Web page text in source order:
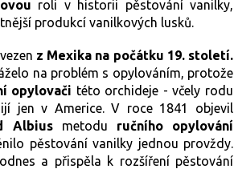
roli v historii pěstování vanilky,
produkcí vanilkových lusků.
z Mexika na počátku 19. století.
na problém s opylováním, protože
opylovači této orchideje - včely rodu
jen v Americe. V roce 1841 objevil
Albiusmetodu ručního opylování
pěstování vanilky jednou provždy.
a přispěla k rozšíření pěstování